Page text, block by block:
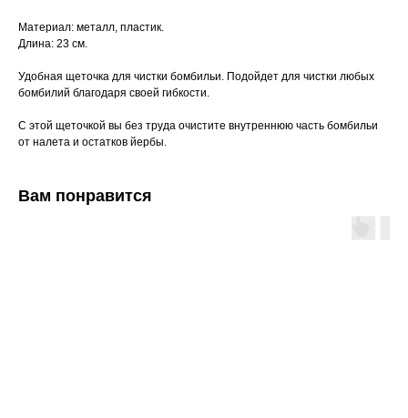
Материал: металл, пластик.
Длина: 23 см.
Удобная щеточка для чистки бомбильи. Подойдет для чистки любых
бомбилий благодаря своей гибкости.
С этой щеточкой вы без труда очистите внутреннюю часть бомбильи
от налета и остатков йербы.
Вам понравится